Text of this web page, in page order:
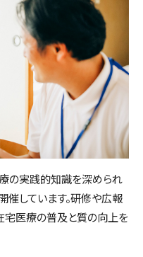
の実践的知識を深められ
催しています。研修や広報
宅医療の普及と質の向上を